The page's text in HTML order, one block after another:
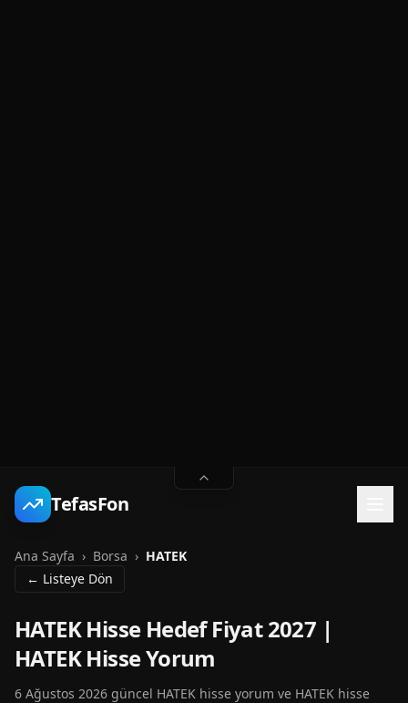
TefasFon
Ana Sayfa › Borsa › HATEK
← Listeye Dön
HATEK Hisse Hedef Fiyat 2027 |
HATEK Hisse Yorum
6 Ağustos 2026 güncel HATEK hisse yorum ve HATEK hisse